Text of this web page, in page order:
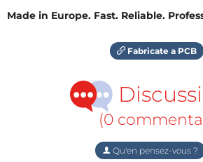
Made in Europe. Fast. Reliable.
Fabricate a PCB
(0
Qu'en pensez-vous ?